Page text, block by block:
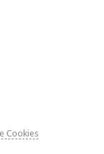
Cookies